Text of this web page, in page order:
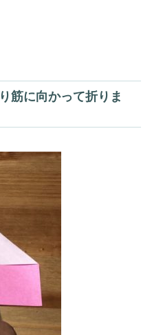
筋に向かって折りま